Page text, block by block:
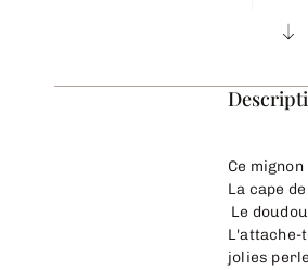
Ce
La cape
Le
L'attache-
jolies